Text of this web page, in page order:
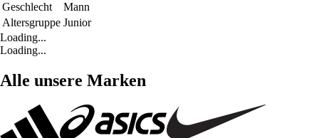
Geschlecht
Mann
Altersgruppe Junior
Loading...
Loading...
Alle unsere Marken